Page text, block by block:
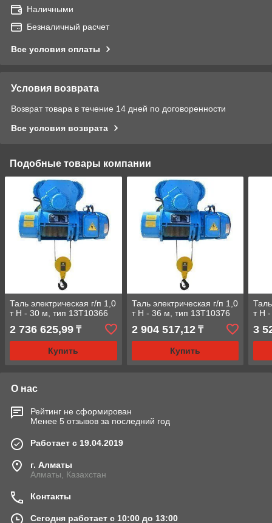
Наличными
Безналичный расчет
Все условия оплаты
Условия возврата
Возврат товара в течение 14 дней по договоренности
Все условия возврата
Подобные товары компании
Таль электрическая г/п 1,0
т Н - 30 м, тип 13Т10366
2 736 625,99 ₸
Купить
Таль электрическая г/п 1,0
т Н - 36 м, тип 13Т10376
2 904 517,12₸
Купить
т Н
3
О нас
Рейтинг не сформирован
Менее 5 отзывов за последний год
Работает с 19.04.2019
г. Алматы
Алматы, Казахстан
Контакты
Сегодня работает с 10:00 до 13:00